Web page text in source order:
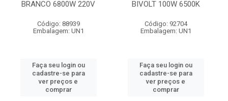
BRANCO 6800W 220V
Código: 88939
Embalagem: UN1
Faça seu login ou
cadastre-se para
ver preços e
comprar
BIVOLT 100W 6500K
Código: 92704
Embalagem: UN1
Faça seu login ou
cadastre-se para
ver preços e
comprar